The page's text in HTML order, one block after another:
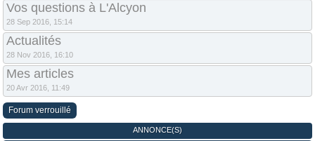
Vos questions à L'Alcyon
28 Sep 2016, 15:14
Actualités
28 Nov 2016, 16:10
Mes articles
20 Avr 2016, 11:49
Forum verrouillé
ANNONCE(S)